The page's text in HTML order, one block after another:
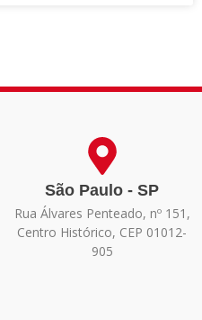
São Paulo - SP
Rua Álvares Penteado, nº 151,
Centro Histórico, CEP 01012-
905